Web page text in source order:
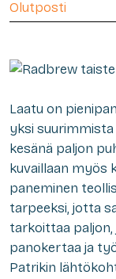
Olutposti
Laatu on
yksi
kesänä paljon
kuvaillaan myös
paneminen
tarpeeksi, jotta
tarkoittaa
panokertaa ja
Patrikin